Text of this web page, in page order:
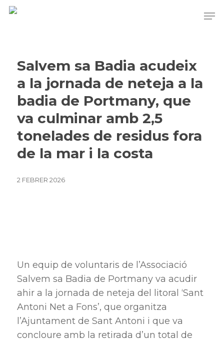
Skip
Salvem sa Badia acudeix
a la jornada de neteja a la
badia de Portmany, que
va culminar amb 2,5
tonelades de residus fora
de la mar i la costa
2 FEBRER 2026
Un equip de voluntaris de l’Associació
Salvem sa Badia de Portmany va acudir
ahir a la jornada de neteja del litoral ‘Sant
Antoni Net a Fons’, que organitza
l’Ajuntament de Sant Antoni i que va
concloure amb la retirada d’un total de